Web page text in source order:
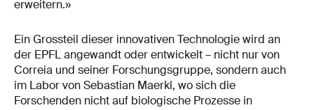
erweitern.»
Ein Grossteil dieser innovativen Technologie wird an
der EPFL angewandt oder entwickelt – nicht nur von
Correia und seiner Forschungsgruppe, sondern auch
im Labor von Sebastian Maerkl, wo sich die
Forschenden nicht auf biologische Prozesse in